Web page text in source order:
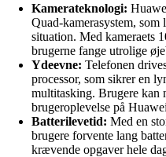
Kamerateknologi:
Quad-kamerasystem,
situation. Med kameraets
brugerne fange utrolige
Ydeevne: Telefonen
processor, som sikrer en
multitasking. Brugere kan
brugeroplevelse på
Batterilevetid: Med en
brugere forvente lang
krævende opgaver hele